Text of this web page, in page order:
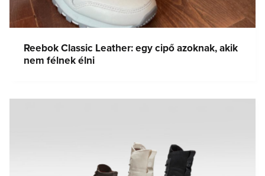
Reebok Classic Leather: egy cipő azoknak, akik
nem félnek élni